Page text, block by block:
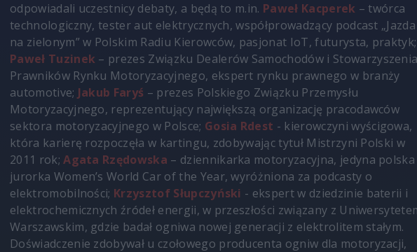
odpowiadali uczestnicy debaty, a będą to m.in. Paweł Kacperek – twórca
technologiczny, tester aut elektrycznych, współprowadzący podcast „Jazda
na zielonym” w Polskim Radiu Kierowców, pasjonat IoT, futurysta, praktyk;
Paweł Tuzinek – prezes Związku Dealerów Samochodów i
Prawników Rynku Motoryzacyjnego, ekspert rynku prawnego w branży
automotive; Jakub Faryś – prezes Polskiego Związku Przemysłu
Motoryzacyjnego, reprezentujący największą organizację pracodawców
sektora motoryzacyjnego w Polsce; Gosia Rdest - kierowczyni wyścigowa,
która karierę rozpoczęła w kartingu, zdobywając tytuł Mistrzyni Polski w
2011 rok;Agata Rzędowska – dziennikarka motoryzacyjna, jedyna polska
jurorka Women’s World Car of the Year, wyróżniona za podcasty o
elektromobilności; Krzysztof Słupczyński - ekspert w dziedzinie baterii i
elektrochemicznych źródeł energii, w przeszłości związany z
Warszawskim, gdzie badał ogniwa nowej generacji z elektrolitem stałym.
Doświadczenie zdobywał u czołowego producenta ogniw dla motoryzacji,